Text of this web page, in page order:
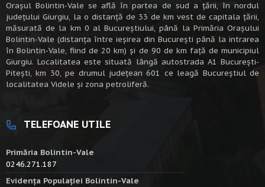
Oraşul Bolintin-Vale se află în partea de sud a ţării, în nordul
judeţului Giurgiu, la o distanţă de 33 de km vest de capitala țării,
măsurată de la km 0 al Bucureștiului, până la Primăria Orașului
Bolintin-Vale (distanța între ieșirea din București până la intrarea
în Bolintin-Vale, fiind de 20 km) şi de 90 de km faţă de municipiul
Giurgiu. Localitatea este situată lângă autostrada A1 Bucureşti-
Piteşti, km 30, pe drumul judeţean 601 ce leagă Bucureştiul de
localitatea Videle şi zona petroliferă.
TELEFOANE UTILE
Primăria Bolintin-Vale
0246.271.187
Evidența Populației Bolintin-Vale